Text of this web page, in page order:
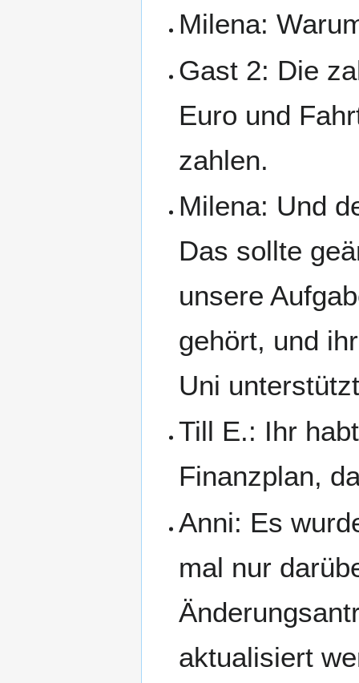
Milena:
Gast 2: Die
Euro und
zahlen.
Milena: Und
Das sollte
unsere
gehört, und
Uni
Till E.: Ihr
Finanzplan,
Anni: Es
mal nur
aktualisiert